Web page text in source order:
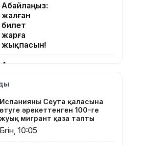
Абайлаңыз:
жалған
билет
жарға
жықпасын!
Алматы
сотталушы
айта
алмағандықтан,
үкімнің
күші
Испанияның Сеута қаласына
өтуге әрекеттенген 100-ге
жуық мигрант қаза тапты
Бүгін, 10:05